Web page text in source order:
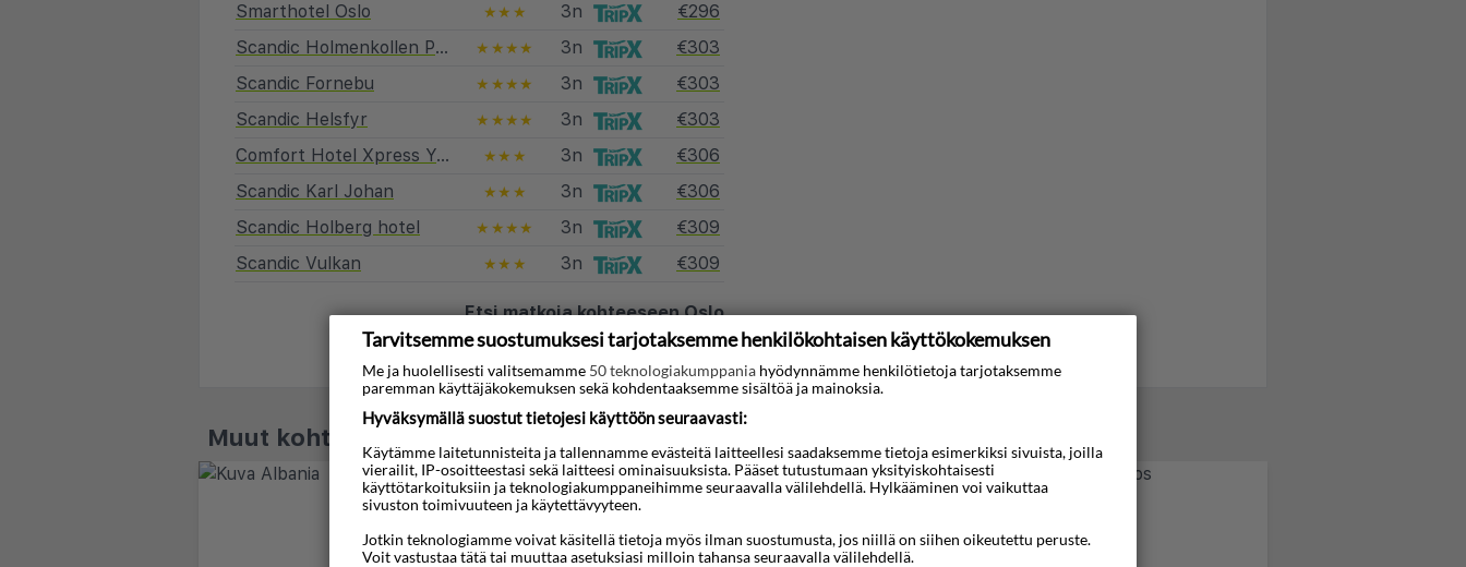
Smarthotel Oslo
★★★ 3n
€296
Scandic Holmenkollen Park Hotel
★★★★ 3n
€303
Scandic Fornebu
★★★★ 3n
€303
Scandic Helsfyr
★★★★ 3n
€303
Comfort Hotel Xpress Youngstorget
★★★ 3n
€306
Scandic Karl Johan
★★★ 3n
€306
Scandic Holberg hotel
★★★★ 3n
€309
Scandic Vulkan
★★★ 3n €309
Etsi matkoja kohteeseen Oslo
Muut kohteet - Norja
Tarvitsemme suostumuksesi tarjotaksemme henkilökohtaisen käyttökokemuksen
Me ja huolellisesti valitsemamme 50 teknologiakumppania hyödynnämme henkilötietoja tarjotaksemme
paremman käyttäjäkokemuksen sekä kohdentaaksemme sisältöä ja mainoksia.
Hyväksymällä suostut tietojesi käyttöön seuraavasti:
Käytämme laitetunnisteita ja tallennamme evästeitä laitteellesi saadaksemme tietoja esimerkiksi sivuista, joilla
vierailit, IP-osoitteestasi sekä laitteesi ominaisuuksista. Pääset tutustumaan yksityiskohtaisesti
käyttötarkoituksiin ja teknologiakumppaneihimme seuraavalla välilehdellä. Hylkääminen voi vaikuttaa
sivuston toimivuuteen ja käytettävyyteen.
Jotkin teknologiamme voivat käsitellä tietoja myös ilman suostumusta, jos niillä on siihen oikeutettu peruste.
Voit vastustaa tätä tai muuttaa asetuksiasi milloin tahansa seuraavalla välilehdellä.